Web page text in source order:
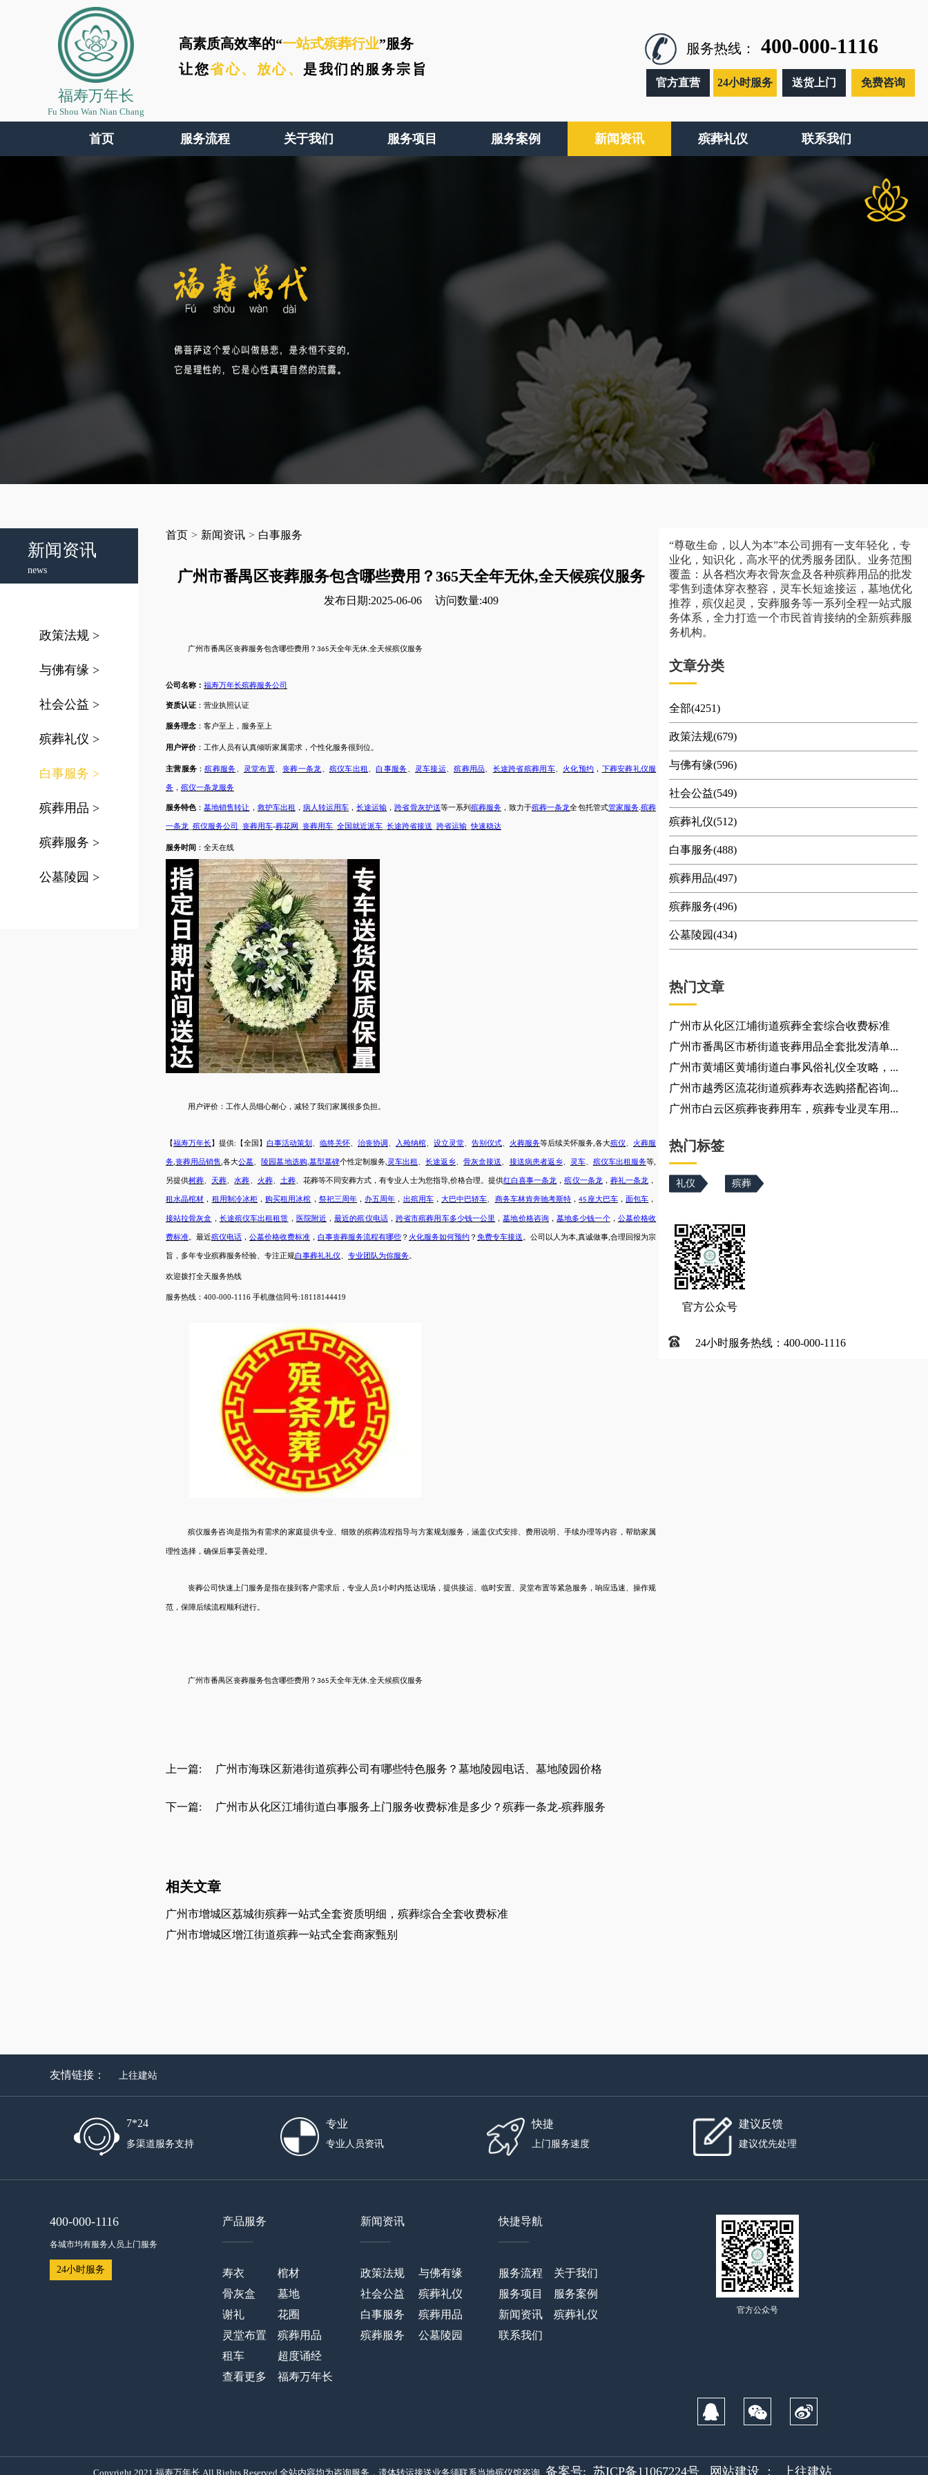
福寿万年长
Fu Shou Wan Nian Chang
高素质高效率的“一站式殡葬行业”服务
让您省心、 放心、 是我们的服务宗旨
服务热线： 400-000-1116
官方直营 24小时服务 送货上门 免费咨询
首页 服务流程 关于我们 服务项目 服务案例 新闻资讯 殡葬礼仪 联系我们
新闻资讯
news
政策法规 >
与佛有缘 >
社会公益 >
殡葬礼仪 >
白事服务 >
殡葬用品 >
殡葬服务 >
公墓陵园 >
首页 > 新闻资讯 > 白事服务
广州市番禺区丧葬服务包含哪些费用？365天全年无休,全天候殡仪服务
发布日期:2025-06-06 访问数量:409
广州市番禺区丧葬服务包含哪些费用 ？ 365天全年无休,全天候殡仪服务
公司名称： 福寿万年长殡葬服务公司
资质认证 ：营业执照认证
服务理念 ：客户至上，服务至上
用户评价 ：工作人员有认真倾听家属需求，个性化服务很到位。
主营服务 ：殡葬服务 灵堂布置、丧葬一条龙 殡仪车出租 、白事服务 灵车接运、殡葬用品 长途跨省殡葬用车、 火化预约 ， 下葬安葬礼仪服
务 ， 殡仪一条龙服务
服务特色：墓地销售转让 ， 救护车出租 ， 病人转运用车 ，长途运输 ，跨省骨灰护送等一系列殡葬服务 ，致力于殡葬一条龙全包托管式管家服务. 殡葬
一条龙 殡仪服务公司 丧葬用车-葬花网 丧葬用车 全国就近派车 长途跨省接送 跨省运输 _快速稳达
服务时间 ： 全天在线
用户评价： 工作人员细心耐心，减轻了我们家属很多负担。
【福寿万年长】提供:【全国】 白事活动策划 临终关怀 治丧协调 入殓纳棺 设立灵堂 告别仪式 火葬服务等后续关怀服务 ,各大殡仪 火葬服
务 ,丧葬用品销售 ,各大公墓 、陵园墓地选购, 墓型墓碑个性定制服务, 灵车出租 、长途返乡 、骨灰盒接送 接送病患者返乡、 灵车、 殡仪车出租服务等
另提供树葬 天葬 、水葬 火葬、 土葬、 花葬等不同安葬方式，有专业人士为您指导,价格合理。提供红白喜事一条龙 ，殡仪一条龙， 葬礼一条龙 ，
租水晶棺材 ， 租用制冷冰柜， 购买租用冰棺 ， 祭祀三周年 ， 办五周年 ， 出殡用车， 大巴中巴轿车 商务车林肯奔驰考斯特 ，45 座大巴车， 面包车 ，
接站拉骨灰盒 ， 长途殡仪车出租租赁 ， 医院附近 ，最近的殡仪电话， 跨省市殡葬用车多少钱一公里 ，墓地价格咨询 ， 墓地多少钱一个， 公墓价格收
费标准。最近殡仪电话 ， 公墓价格收费标准 ， 白事丧葬服务流程有哪些 ？ 火化服务如何预约 ？ 免费专车接送 。公司以人为本 ,真诚做事,合理回报为宗
旨，多年专业殡葬服务经验、专注正规白事葬礼礼仪 专业团队为你服务。
欢迎拨打全天服务热线
服务热线： 400-000-1116 手机微信同号:18118144419
殡仪服务咨询是指为有需求的家庭提供专业、细致的殡葬流程指导与方案规划服务，涵盖仪式安排、费用说明、手续办理等内容，帮助家属
理性选择，确保后事妥善处理。
丧葬公司快速上门服务是指在接到客户需求后，专业人员1小时内抵达现场，提供接运、临时安置、灵堂布置等紧急服务，响应迅速、操作规
范，保障后续流程顺利进行。
广州市番禺区丧葬服务包含哪些费用 ？ 365天全年无休,全天候殡仪服务
上一篇: 广州市海珠区新港街道殡葬公司有哪些特色服务？墓地陵园电话、墓地陵园价格
下一篇: 广州市从化区江埔街道白事服务上门服务收费标准是多少？殡葬一条龙-殡葬服务
相关文章
广州市增城区荔城街殡葬一站式全套资质明细，殡葬综合全套收费标准
广州市增城区增江街道殡葬一站式全套商家甄别
“尊敬生命，以人为本”本公司拥有一支年轻化，专
业化，知识化，高水平的优秀服务团队。业务范围
覆盖：从各档次寿衣骨灰盒及各种殡葬用品的批发
零售到遗体穿衣整容，灵车长短途接运，墓地优化
推荐，殡仪起灵，安葬服务等一系列全程一站式服
务体系，全力打造一个市民首肯接纳的全新殡葬服
务机构。
文章分类
全部(4251)
政策法规(679)
与佛有缘(596)
社会公益(549)
殡葬礼仪(512)
白事服务(488)
殡葬用品(497)
殡葬服务(496)
公墓陵园(434)
热门文章
广州市从化区江埔街道殡葬全套综合收费标准
广州市番禺区市桥街道丧葬用品全套批发清单...
广州市黄埔区黄埔街道白事风俗礼仪全攻略，...
广州市越秀区流花街道殡葬寿衣选购搭配咨询...
广州市白云区殡葬丧葬用车，殡葬专业灵车用...
热门标签
礼仪 殡葬
官方公众号
24小时服务热线：400-000-1116
友情链接： 上往建站
7*24
多渠道服务支持
专业
专业人员资讯
快捷
上门服务速度
建议反馈
建议优先处理
400-000-1116
各城市均有服务人员上门服务
24小时服务
产品服务
——
寿衣
棺材
骨灰盒
墓地
谢礼
花圈
灵堂布置
殡葬用品
租车
超度诵经
查看更多
福寿万年长
新闻资讯
——
政策法规
与佛有缘
社会公益
殡葬礼仪
白事服务
殡葬用品
殡葬服务
公墓陵园
快捷导航
——
服务流程
关于我们
服务项目
服务案例
新闻资讯
殡葬礼仪
联系我们
官方公众号
Copyright 2021 福寿万年长 All Rights Reserved.全站内容均为咨询服务，遗体转运接送业务须联系当地殡仪馆咨询. 备案号: 苏ICP备11067224号 网站建设 ： 上往建站